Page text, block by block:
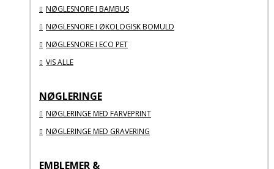
NØGLESNORE I BAMBUS
NØGLESNORE I ØKOLOGISK BOMULD
NØGLESNORE I ECO PET
VIS ALLE
NØGLERINGE
NØGLERINGE MED FARVEPRINT
NØGLERINGE MED GRAVERING
EMBLEMER &